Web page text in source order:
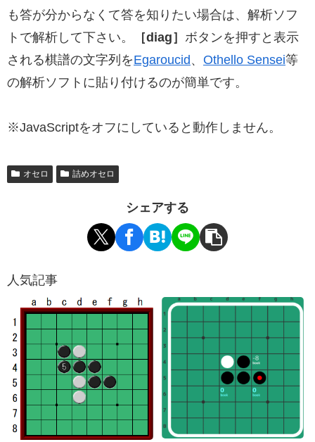
も答が分からなくて答を知りたい場合は、解析ソフ
トで解析して下さい。
［diag］ ボタンを押すと表示
される棋譜の文字列をEgaroucid、 Othello Sensei等
の解析ソフトに貼り付けるのが簡単です。
※JavaScriptをオフにしていると動作しません。
オセロ 詰めオセロ
シェアする
人気記事